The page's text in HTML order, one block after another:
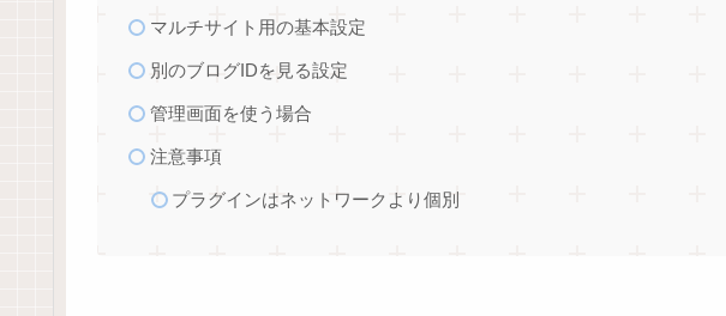
マルチサイト用の基本設定
別のブログIDを見る設定
管理画面を使う場合
注意事項
プラグインはネットワークより個別